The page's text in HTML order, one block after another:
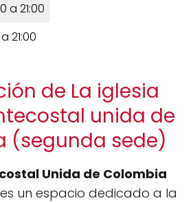
a 21:00
21:00
de La iglesia
unida de
(segunda sede)
Unida de Colombia
un espacio dedicado a la